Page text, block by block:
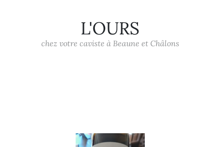
L'OURS
chez votre caviste à Beaune et Châlons